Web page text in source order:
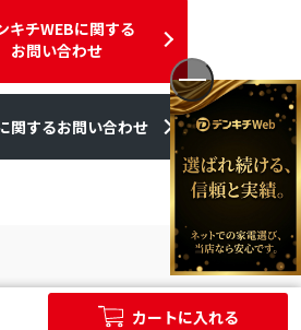
カートに入れる
キチWEBに関する
お問い合わせ
関するお問い合わせ
サイン発行のSSL電子証明書を使用して